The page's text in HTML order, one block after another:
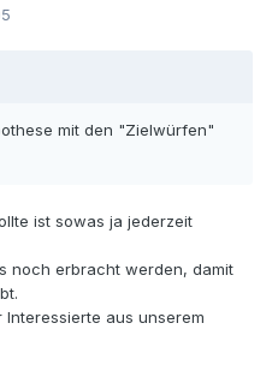
mit den "Zielwürfen"
ist sowas ja jederzeit
noch erbracht werden, damit
aus unserem